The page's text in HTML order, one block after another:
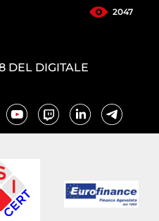
2047
DEL DIGITALE